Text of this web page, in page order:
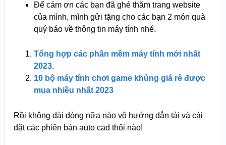
Để cám ơn các bạn đã ghé thăm trang website
của mình, mình gửi tặng cho các bạn 2 món quà
quý báo về thông tin máy tính nhé.
Tổng hợp các phần mềm máy tính mới nhất
2023.
10 bộ máy tính chơi game khủng giá rẻ được
mua nhiều nhất 2023
Rồi không dài dòng nữa nào vô hướng dẫn tải và cài
đặt các phiên bản auto cad thôi nào!